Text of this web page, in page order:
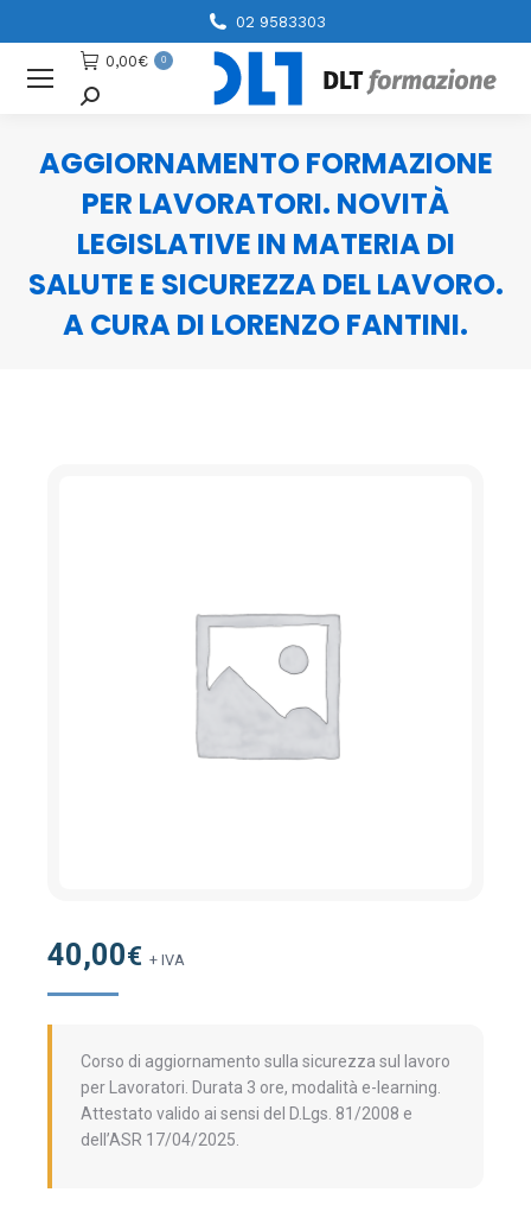
02 9583303
0,00€ 0
Cerca
AGGIORNAMENTO FORMAZIONE
PER LAVORATORI. NOVITÀ
LEGISLATIVE IN MATERIA DI
SALUTE E SICUREZZA DEL LAVORO.
A CURA DI LORENZO FANTINI.
40,00€ + IVA
Corso di aggiornamento sulla sicurezza sul lavoro
per Lavoratori. Durata 3 ore, modalità e-learning.
Attestato valido ai sensi del D.Lgs. 81/2008 e
dell’ASR 17/04/2025.